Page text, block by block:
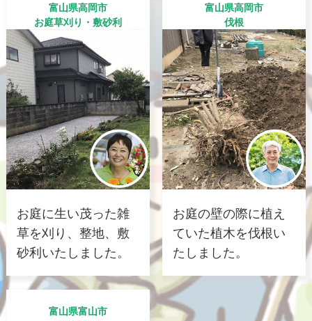
富山県高岡市
お庭草刈り・敷砂利
お庭に生い茂った雑
草を刈り、整地、敷
砂利いたしました。
富山県高岡市
伐根
お庭の壁の際に植え
ていた植木を伐根い
たしました。
富山県富山市